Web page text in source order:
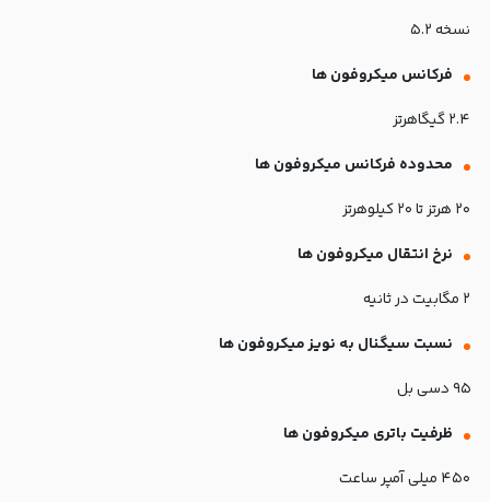
نسخه ۵.۲
فرکانس میکروفون ها
۲.۴ گیگاهرتز
محدوده فرکانس میکروفون ها
۲۰ هرتز تا ۲۰ کیلوهرتز
نرخ انتقال میکروفون ها
۲ مگابیت در ثانیه
نسبت سیگنال به نویز میکروفون ها
۹۵ دسی‌ بل
ظرفیت باتری میکروفون ها
۴۵۰ میلی‌ آمپر ساعت